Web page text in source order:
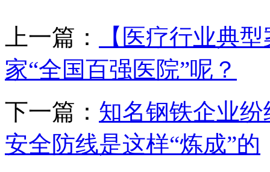
上一篇：
【医疗行业典
家“全国百强医院”呢？
下一篇： 知名钢铁企业
安全防线是这样“炼成”的